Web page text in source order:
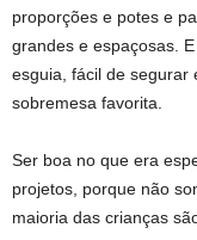
proporções e potes e
grandes e espaçosas.
esguia, fácil de segurar
sobremesa favorita.
Ser boa no que era
projetos, porque não
maioria das crianças